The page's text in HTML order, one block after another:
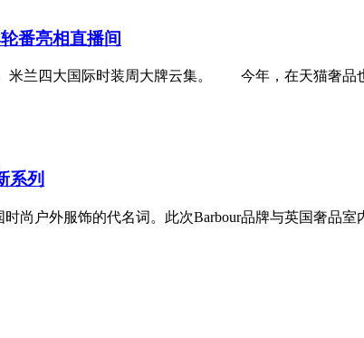
番亮相直播间
米兰四大国际时装周大牌云集。 今年，在天猫奢品
系列
尚户外服饰的代名词。此次Barbour品牌与英国奢品室